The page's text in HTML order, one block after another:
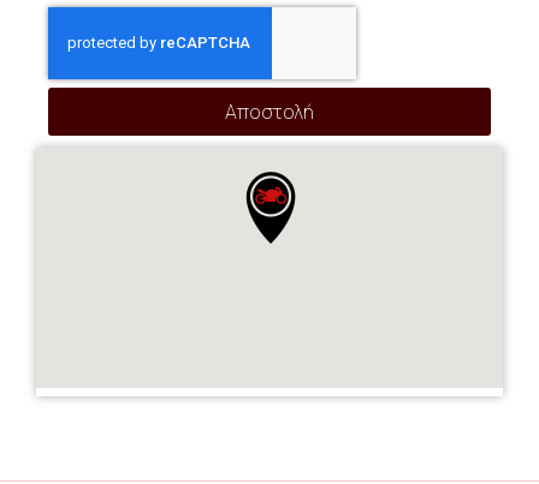
Αποστολή